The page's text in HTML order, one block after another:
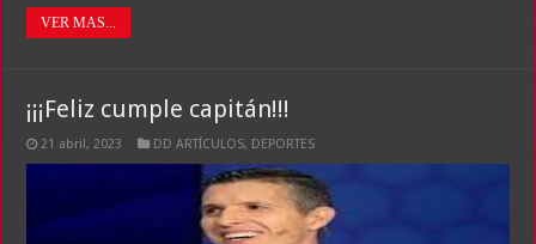
VER MAS...
¡¡¡Feliz cumple capitán!!!
21 abril, 2023 DD ARTÍCULOS, DEPORTES